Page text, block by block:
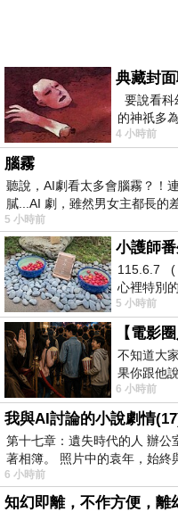
典藏封面
要說看科
的神祇多
驚世駭俗
4 小時前
腦霧
聽說，AI劇看太多會腦霧？！
膩...AI 劇，雖然男女主都長的
5 小時前
115.6.7 (
心裡特別
智課的她,
5 小時前
不知道大
果你跟他
出一種慈
6 小時前
我與AI討論的小說劇情
第十七章：遺失時代的人 辦公
著相簿。 照片中的袁年，始終
6 小時前
知幻即離，不作方便，離